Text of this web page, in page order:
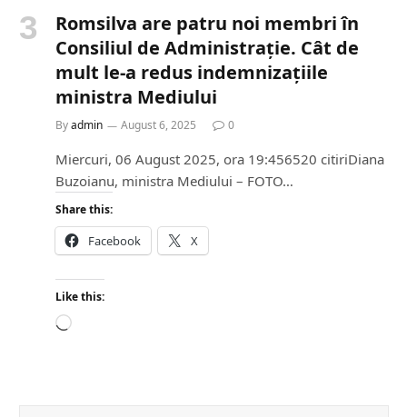
Romsilva are patru noi membri în
Consiliul de Administrație. Cât de
mult le-a redus indemnizațiile
ministra Mediului
Byadmin August 6, 2025 0
Miercuri, 06 August 2025, ora 19:456520 citiriDiana
Buzoianu, ministra Mediului – FOTO…
Share this:
Facebook X
Like this:
L